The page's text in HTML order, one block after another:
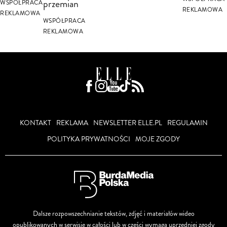
WSPÓŁPRACA
REKLAMOWA
przemian
WSPÓŁPRACA
REKLAMOWA
REKLAMOWA
KONTAKT REKLAMA NEWSLETTER ELLE.PL
REGULAMIN
POLITYKA PRYWATNOŚCI MOJE ZGODY
Dalsze rozpowszechnianie tekstów, zdjęć i materiałów wideo
opublikowanych w serwisie w całości lub w części wymaga uprzedniej zgody